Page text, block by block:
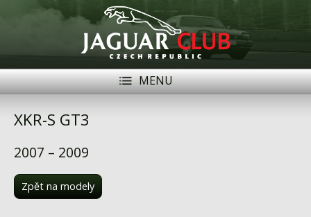
MENU
Členové
XKR-S GT3
2007 – 2009
Zpět na modely